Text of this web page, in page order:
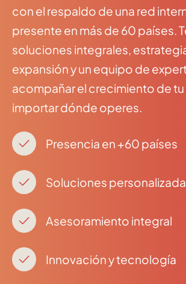
con el respaldo de una red
presente en más de 60 países.
soluciones integrales,
expansión y un equipo de
acompañar el crecimiento de tu
importar dónde operes.
Presencia en +60 países
Soluciones
Asesoramiento integral
Innovación y tecnología